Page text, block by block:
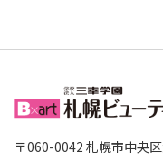
〒060-0042 札幌市中央